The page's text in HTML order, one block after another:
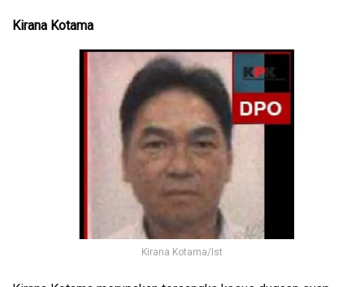
Kirana Kotama
Kirana Kotama/Ist